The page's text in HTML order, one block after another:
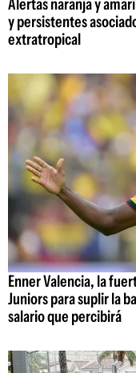
Alertas naranja y
y persistentes
extratropical
Enner Valencia, la
Juniors para suplir la
salario que percibirá